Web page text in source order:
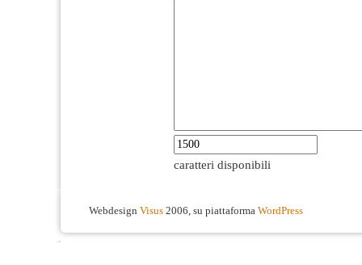
caratteri disponibili
Webdesign Visus 2006, su piattaforma WordPress